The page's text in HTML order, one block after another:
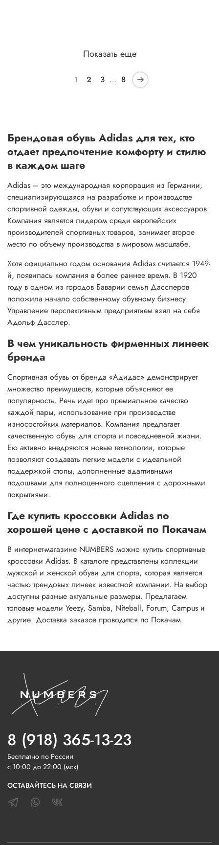
Показать еще
1 2 3 … 8
Брендовая обувь Adidas для тех, кто
отдает предпочтение комфорту и стилю
в каждом шаге
Adidas – это международная корпорация из Германии,
специализирующаяся на разработке и производстве
спортивной одежды, обуви и сопутствующих аксессуаров.
Компания является лидером среди европейских
производителей спортивных товаров, занимает второе
место по объему производства в мировом масштабе.
Хотя официально годом основания Adidas считается 1949-
й, появилась компания в более раннее время. В 1920
году в одном из городов Баварии семья Дасслеров
положила начало собственному обувному бизнесу.
Управление перспективным предприятием взял на себя
Адольф Дасслер.
В чем уникальность фирменных линеек
бренда
Спортивная обувь от бренда «Адидас» демонстрирует
множество преимуществ, которые объясняют ее
популярность. Речь идет про премиальное качество
каждой пары, использование при производстве
износостойких материалов. Компания предлагает
качественную обувь для спорта и повседневной жизни.
Ею активно внедряются новые технологии, которые
позволяют создавать легкие модели с идеальной
поддержкой стопы, дополненные адаптивными
подошвами для полноценного сцепления с дорожными
покрытиями.
Где купить кроссовки Adidas по
хорошей цене с доставкой по Покачам
В интернет-магазине NUMBERS можно купить спортивные
кроссовки Adidas. В каталоге представлены коллекции
мужской и женской обуви для спорта, которая является
частью трендовых линеек известной компании. На выбор
доступны разные актуальные размеры. Предлагаем
топовые модели Yeezy, Samba, Niteball, Forum, Campus и
другие. Доставка заказов проводится по Покачам.
8 (918) 365-13-23
Бесплатно по России
с 10:00 до 22:00 (мск)
ОСТАВАЙТЕСЬ НА СВЯЗИ